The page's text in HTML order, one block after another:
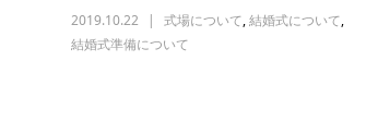
2019.10.22 式場について,結婚式について,
結婚式準備について